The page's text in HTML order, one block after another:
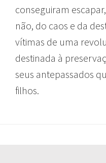
conseguiram
não, do caos e da
vítimas de uma
destinada à
seus antepassados
filhos.